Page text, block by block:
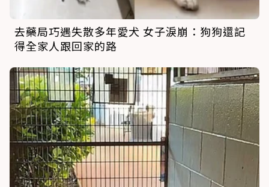
去藥局巧遇失散多年愛犬 女子淚崩：狗狗還記
得全家人跟回家的路